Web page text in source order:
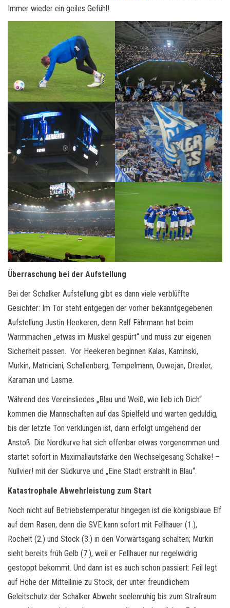
Immer wieder ein geiles Gefühl!
Überraschung bei der Aufstellung
Bei der Schalker Aufstellung gibt es dann viele verblüffte
Gesichter: Im Tor steht entgegen der vorher bekanntgegebenen
Aufstellung Justin Heekeren, denn Ralf Fährmann hat beim
Warmmachen „etwas im Muskel gespürt“ und muss zur eigenen
Sicherheit passen. Vor Heekeren beginnen Kalas, Kaminski,
Murkin, Matriciani, Schallenberg, Tempelmann, Ouwejan, Drexler,
Karaman und Lasme.
Während des Vereinsliedes „Blau und Weiß, wie lieb ich Dich“
kommen die Mannschaften auf das Spielfeld und warten geduldig,
bis der letzte Ton verklungen ist, dann erfolgt umgehend der
Anstoß. Die Nordkurve hat sich offenbar etwas vorgenommen und
startet sofort in Maximallautstärke den Wechselgesang Schalke! –
Nullvier! mit der Südkurve und „Eine Stadt erstrahlt in Blau“.
Katastrophale Abwehrleistung zum Start
Noch nicht auf Betriebstemperatur hingegen ist die königsblaue Elf
auf dem Rasen; denn die SVE kann sofort mit Fellhauer (1.),
Rochelt (2.) und Stock (3.) in den Vorwärtsgang schalten; Murkin
sieht bereits früh Gelb (7.), weil er Fellhauer nur regelwidrig
gestoppt bekommt. Und dann ist es auch schon passiert: Feil legt
auf Höhe der Mittellinie zu Stock, der unter freundlichem
Geleitschutz der Schalker Abwehr seelenruhig bis zum Strafraum